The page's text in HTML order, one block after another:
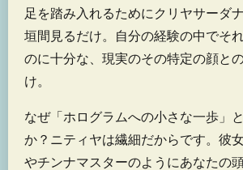
足を踏み入れるためにクリヤサーダ
垣間見るだけ。自分の経験の中でそ
のに十分な、現実のその特定の顔と
け。
なぜ「ホログラムへの小さな一歩」
か？ニティヤは繊細だからです。彼
やチンナマスターのようにあなたの